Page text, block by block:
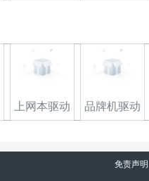
上网本驱动 品牌机驱动
免责声明